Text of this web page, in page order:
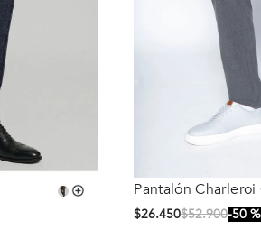
Pantalón Charleroi
$26.450$52.900 50 %
Talla